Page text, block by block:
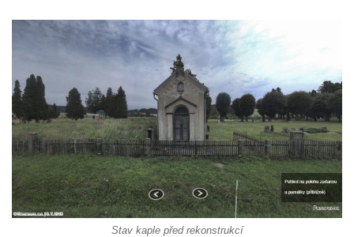
kříž nesoucí potkává Pannu Marii
Křížová cesta Římov – XVIII. kaple – Na
Křížová cesta Římov – XVII. kaple – Velký
Pilát
Křížová cesta Římov – XVI. kaple – U
Herodesa
Křížová cesta Římov – XV. kaple – Malý
Pilát
Stav kaple před rekonstrukcí